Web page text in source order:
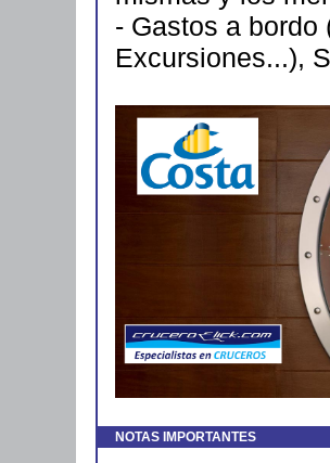
- Gastos a bordo
Excursiones...),
NOTAS IMPORTANTES